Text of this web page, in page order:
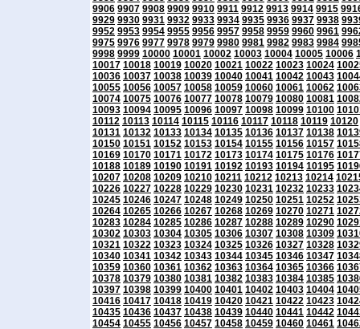
9906 9907 9908 9909 9910 9911 9912 9913 9914 9915
9929 9930 9931 9932 9933 9934 9935 9936 9937 9938
9952 9953 9954 9955 9956 9957 9958 9959 9960 9961
9975 9976 9977 9978 9979 9980 9981 9982 9983 9984
9998 9999 10000 10001 10002 10003 10004 10005 10006
10017 10018 10019 10020 10021 10022 10023 10024
10036 10037 10038 10039 10040 10041 10042 10043
10055 10056 10057 10058 10059 10060 10061 10062
10074 10075 10076 10077 10078 10079 10080 10081
10093 10094 10095 10096 10097 10098 10099 10100
10112 10113 10114 10115 10116 10117 10118 10119 10120
10131 10132 10133 10134 10135 10136 10137 10138
10150 10151 10152 10153 10154 10155 10156 10157
10169 10170 10171 10172 10173 10174 10175 10176
10188 10189 10190 10191 10192 10193 10194 10195
10207 10208 10209 10210 10211 10212 10213 10214
10226 10227 10228 10229 10230 10231 10232 10233
10245 10246 10247 10248 10249 10250 10251 10252
10264 10265 10266 10267 10268 10269 10270 10271
10283 10284 10285 10286 10287 10288 10289 10290
10302 10303 10304 10305 10306 10307 10308 10309
10321 10322 10323 10324 10325 10326 10327 10328
10340 10341 10342 10343 10344 10345 10346 10347
10359 10360 10361 10362 10363 10364 10365 10366
10378 10379 10380 10381 10382 10383 10384 10385
10397 10398 10399 10400 10401 10402 10403 10404
10416 10417 10418 10419 10420 10421 10422 10423
10435 10436 10437 10438 10439 10440 10441 10442
10454 10455 10456 10457 10458 10459 10460 10461